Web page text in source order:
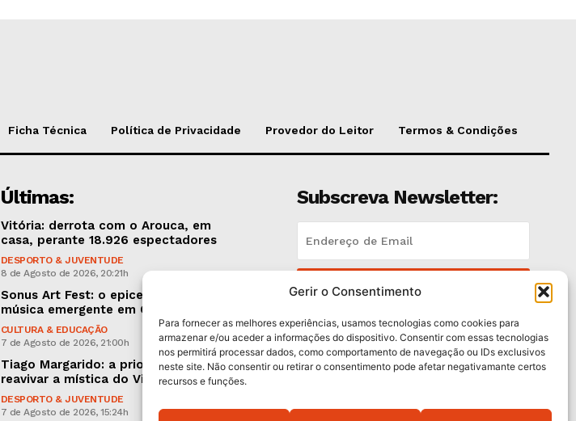
Gerir o Consentimento
Para fornecer as melhores experiências, usamos tecnologias como cookies para
armazenar e/ou aceder a informações do dispositivo. Consentir com essas tecnologias
nos permitirá processar dados, como comportamento de navegação ou IDs exclusivos
neste site. Não consentir ou retirar o consentimento pode afetar negativamante certos
recursos e funções.
Ficha Técnica Política de Privacidade Provedor do Leitor Termos & Condições
Últimas:
Vitória: derrota com o Arouca, em
casa, perante 18.926 espectadores
DESPORTO & JUVENTUDE
8 de Agosto de 2026, 20:21h
Sonus Art Fest: o epicentro da
música emergente em Outubro
CULTURA & EDUCAÇÃO
7 de Agosto de 2026, 21:00h
Tiago Margarido: a prioridade “é
reavivar a mística do Vitória”
DESPORTO & JUVENTUDE
7 de Agosto de 2026, 15:24h
Subscreva Newsletter:
QUERO ADERIR
Li e aceito aPolítica de Privacidade .